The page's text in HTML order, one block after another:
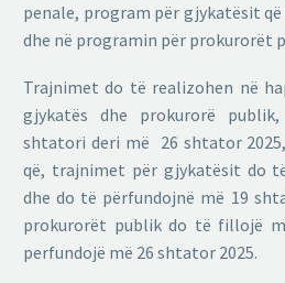
penale, program për gjykatësit
dhe në programin për prokurorët
Trajnimet do të realizohen në
gjykatës dhe prokurorë
shtatori deri më 26 shtator
që, trajnimet për gjykatësit do
dhe do të përfundojnë më 19
prokurorët publik do të fillojë
perfundojë më 26 shtator 2025.